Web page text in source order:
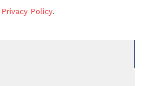
Privacy Policy.